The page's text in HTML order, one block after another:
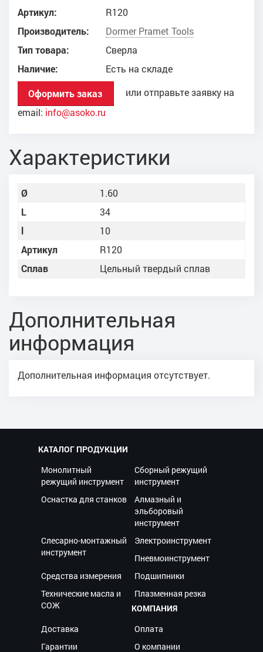
Артикул:
R120
Производитель:
Dоrmer Pramet Tools
Тип товара:
Сверла
Наличие:
Есть на складе
Оформить заказ
или отправьте заявку на
email: info@asoko.ru
Характеристики
Ø
1.60
L
34
l
10
Артикул
R120
Сплав
Цельный твердый сплав
Дополнительная
информация
Дополнительная информация отсутствует.
КАТАЛОГ ПРОДУКЦИИ
Монолитный
режущий инструмент
Сборный режущий
инструмент
Оснастка для станков
Алмазный и
эльборовый
инструмент
Слесарно-монтажный
инструмент
Электроинструмент
Пневмоинструмент
Средства измерения
Подшипники
Технические масла и
СОЖ
Плазменная резка
КОМПАНИЯ
Доставка
Оплата
Гарантии
О компании